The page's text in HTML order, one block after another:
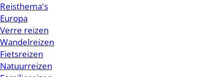
Reisthema's
Europa
Verre reizen
Wandelreizen
Fietsreizen
Natuurreizen